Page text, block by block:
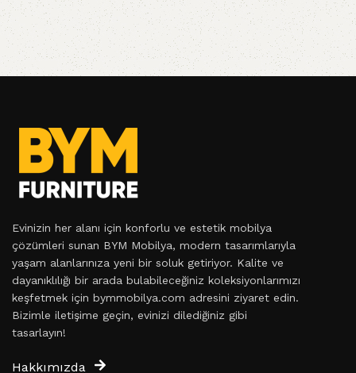
Evinizin her alanı için konforlu ve estetik mobilya
çözümleri sunan BYM Mobilya, modern tasarımlarıyla
yaşam alanlarınıza yeni bir soluk getiriyor. Kalite ve
dayanıklılığı bir arada bulabileceğiniz koleksiyonlarımızı
keşfetmek için bymmobilya.com adresini ziyaret edin.
Bizimle iletişime geçin, evinizi dilediğiniz gibi
tasarlayın!
Hakkımızda